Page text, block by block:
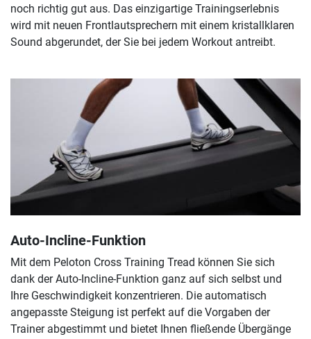
noch richtig gut aus. Das einzigartige Trainingserlebnis
wird mit neuen Frontlautsprechern mit einem kristallklaren
Sound abgerundet, der Sie bei jedem Workout antreibt.
Auto-Incline-Funktion
Mit dem Peloton Cross Training Tread können Sie sich
dank der Auto-Incline-Funktion ganz auf sich selbst und
Ihre Geschwindigkeit konzentrieren. Die automatisch
angepasste Steigung ist perfekt auf die Vorgaben der
Trainer abgestimmt und bietet Ihnen fließende Übergänge